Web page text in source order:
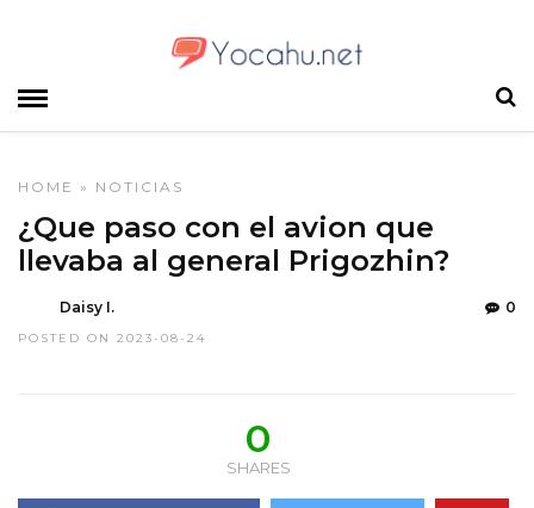
HOME » NOTICIAS
¿Que paso con el avion que
llevaba al general Prigozhin?
Daisy I.
POSTED ON 2023-08-24
0
0
SHARES